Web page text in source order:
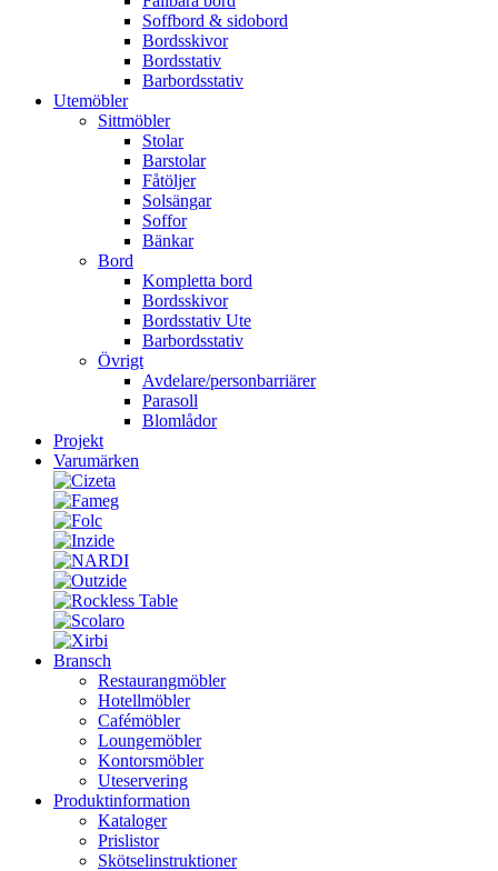
Soffbord & sidobord
Bordsskivor
Bordsstativ
Barbordsstativ
Utemöbler
Sittmöbler
Stolar
Barstolar
Fåtöljer
Solsängar
Soffor
Bänkar
Bord
Kompletta bord
Bordsskivor
Bordsstativ Ute
Barbordsstativ
Övrigt
Avdelare/personbarriärer
Parasoll
Blomlådor
Projekt
Varumärken
Bransch
Restaurangmöbler
Hotellmöbler
Cafémöbler
Loungemöbler
Kontorsmöbler
Uteservering
Produktinformation
Kataloger
Prislistor
Skötselinstruktioner